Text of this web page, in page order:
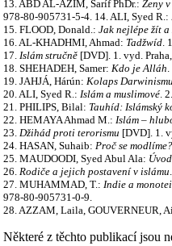
13. ABD AL-AZÍM, Šaríf PhDr.: Ženy
978-80-905731-5-4. 14. ALI, Syed R.:
15. FLOOD, Donald.: Jak nejlépe žít a
16. AL-KHADHMI, Ahmad: Tadžwíd.
17. Islám stručně[DVD]. 1. vyd.
18. SHEHADEH, Samer: Kdo je Alláh
19. JAHJÁ, Hárún: Kolaps
20. ALI, Syed R.: Islám a muslimové.
21. PHILIPS, Bilal: Tauhíd: Islámský
22. HEMAYA Ahmad M.: Islám –
23. Džihád proti terorismu [DVD]. 1.
24. HASAN, Suhaib: Proč se modlíme?
25. MAUDOODI, Syed Abul Ala:
26. Rodiče a jejich postavení v islámu
27. MUHAMMAD, T.: Indie a
978-80-905731-0-9.
28. AZZAM, Laila, GOUVERNEUR,
Některé z těchto publikací jsou